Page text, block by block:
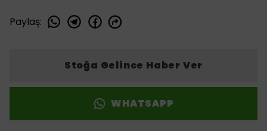
Paylaş:
Stoğa Gelince Haber Ver
WHATSAPP